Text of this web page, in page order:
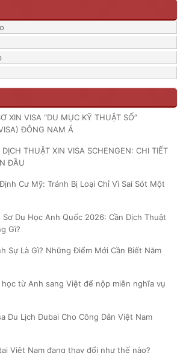
XIN VISA “DU MỤC KỸ THUẬT SỐ”
ĐÔNG NAM Á
THUẬT XIN VISA SCHENGEN: CHI TIẾT
ĐẦU
Cư Mỹ: Tránh Bị Loại Chỉ Vì Sai Sót Một
Sơ Du Học Anh Quốc 2026: Cần Dịch Thuật
Gì?
Sự Là Gì? Những Điểm Mới Cần Biết Năm
từ Anh sang Việt để nộp miễn nghĩa vụ
Du Lịch Dubai Cho Công Dân Việt Nam
Việt Nam đang thay đổi như thế nào?